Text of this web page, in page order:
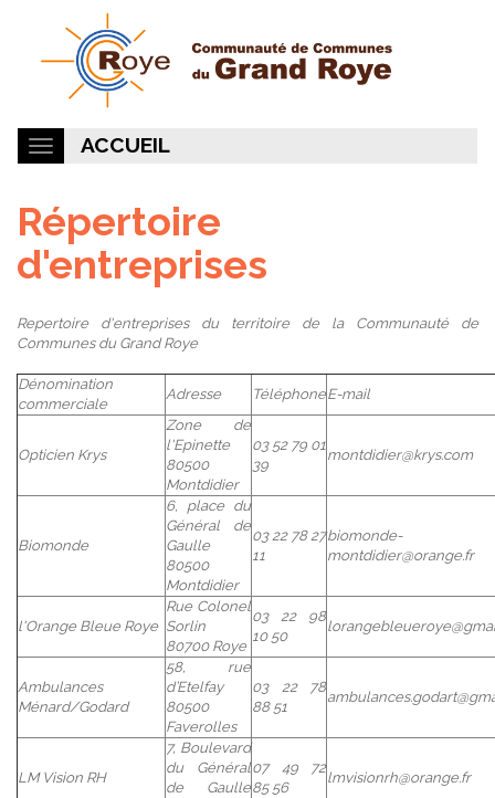
ACCUEIL
Répertoire
d'entreprises
Repertoire d'entreprises du territoire de la Communauté de
Communes du Grand Roye
Dénomination
commerciale
Adresse TéléphoneE-mail
Opticien Krys
Zone de
l'Epinette
80500
Montdidier
03 52 79 01
39
montdidier@krys.com
Biomonde
6, place du
Général de
Gaulle
80500
Montdidier
03 22 78 27
11
biomonde-
montdidier@orange.fr
l'Orange Bleue Roye
Rue Colonel
Sorlin
80700 Roye
03 22 98
10 50
Ambulances
Ménard/Godard
58, rue
d’Etelfay
80500
Faverolles
03 22 78
88 51
LM Vision RH
7, Boulevard
du Général
de Gaulle
07 49 72
85 56
lmvisionrh@orange.fr